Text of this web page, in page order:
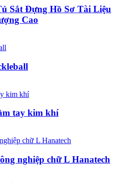
Sắt Đựng Hồ Sơ Tài Liệu
Cao
tay kim khí
nghiệp chữ L Hanatech